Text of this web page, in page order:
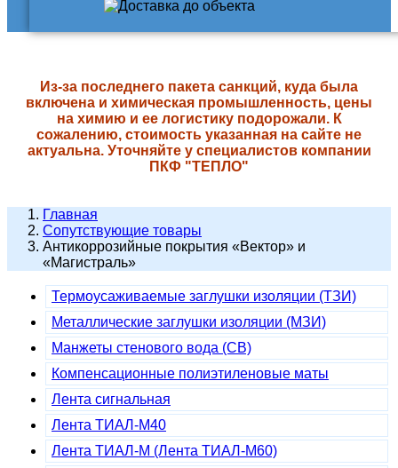
Из-за последнего пакета санкций, куда была
включена и химическая промышленность, цены
на химию и ее логистику подорожали. К
сожалению, стоимость указанная на сайте не
актуальна. Уточняйте у специалистов компании
ПКФ "ТЕПЛО"
Главная
Сопутствующие товары
Антикоррозийные покрытия «Вектор» и
«Магистраль»
Термоусаживаемые заглушки изоляции (ТЗИ)
Металлические заглушки изоляции (МЗИ)
Манжеты стенового вода (СВ)
Компенсационные полиэтиленовые маты
Лента сигнальная
Лента ТИАЛ-М40
Лента ТИАЛ-М (Лента ТИАЛ-М60)